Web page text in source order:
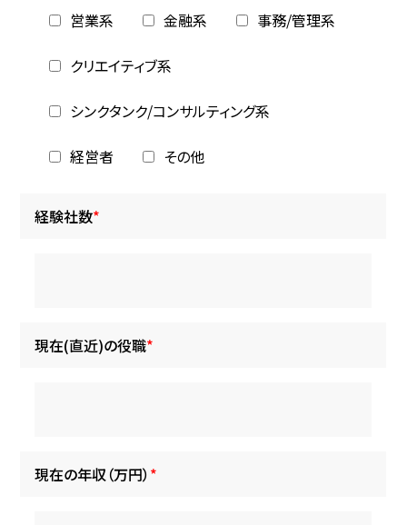
営業系 金融系 事務/管理系
クリエイティブ系
シンクタンク/コンサルティング系
経営者 その他
経験社数*
現在(直近)の役職*
現在の年収（万円） *